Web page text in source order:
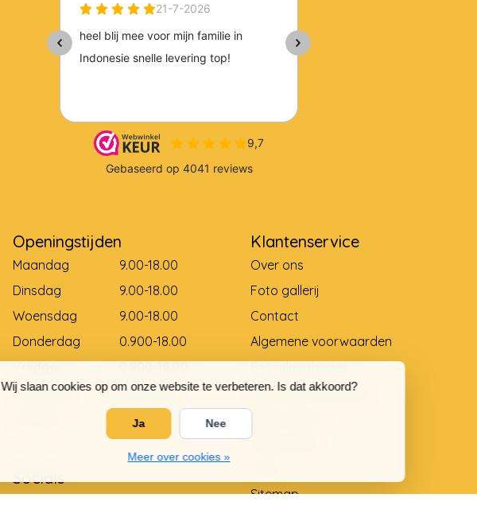
Wij slaan cookies op om onze website te verbeteren. Is dat akkoord?
Ja Nee
Meer over cookies »
Openingstijden
Maandag
9.00-18.00
Dinsdag
9.00-18.00
Woensdag
9.00-18.00
Donderdag
0.900-18.00
Vrijdag
0.900-18.00
Zaterdag
9.00-12.00
Gesloten
Socials
Klantenservice
Over ons
Foto gallerij
Contact
Algemene voorwaarden
Betaalmethodes
Levering en betaling
Retourneren
Matentabel
Sitemap